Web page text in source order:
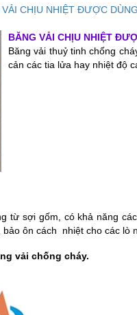
VẢI CHỊU NHIỆT ĐƯỢC
BĂNG VẢI CHỊU NHIỆT
Băng vải thuỷ tinh chống
cản các tia lửa hay nhiệt độ
từ sợi gốm, có khả năng
bảo ôn cách nhiệt cho các
vải chống cháy.